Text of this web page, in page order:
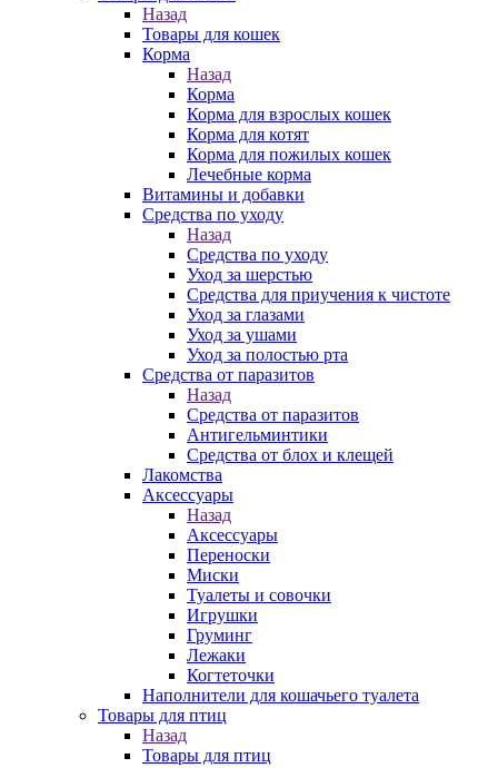
Назад
Товары для кошек
Корма
Назад
Корма
Корма для взрослых кошек
Корма для котят
Корма для пожилых кошек
Лечебные корма
Витамины и добавки
Средства по уходу
Назад
Средства по уходу
Уход за шерстью
Средства для приучения к чистоте
Уход за глазами
Уход за ушами
Уход за полостью рта
Средства от паразитов
Назад
Средства от паразитов
Антигельминтики
Средства от блох и клещей
Лакомства
Аксессуары
Назад
Аксессуары
Переноски
Миски
Туалеты и совочки
Игрушки
Груминг
Лежаки
Когтеточки
Наполнители для кошачьего туалета
Товары для птиц
Назад
Товары для птиц